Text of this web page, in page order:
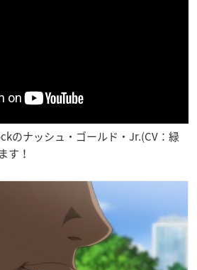
のナッシュ・ゴールド・Jr.(CV：緑
す！